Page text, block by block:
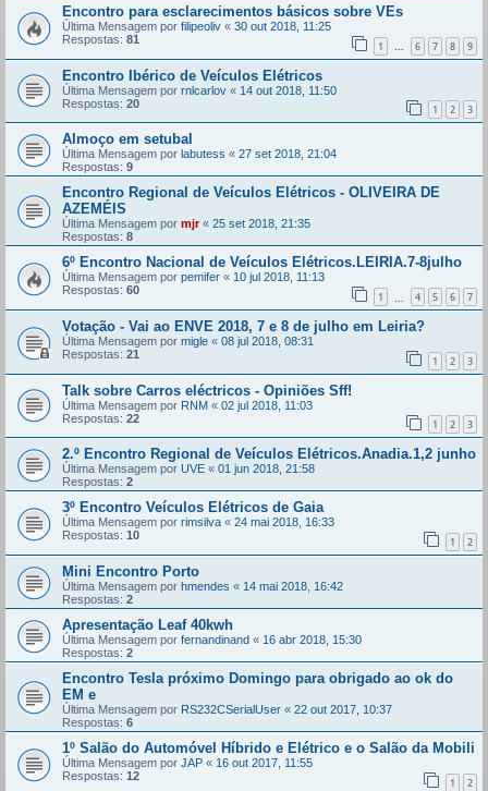
Encontro para esclarecimentos básicos sobre VEs
Última Mensagem por filipeoliv « 30 out 2018, 11:25
Respostas: 81 1 ... 6 7 8 9
Encontro Ibérico de Veículos Elétricos
Última Mensagem por rnlcarlov « 14 out 2018, 11:50
Respostas: 20 1 2 3
Almoço em setubal
Última Mensagem por labutess « 27 set 2018, 21:04
Respostas: 9
Encontro Regional de Veículos Elétricos - OLIVEIRA DE
AZEMÉIS
Última Mensagem por mjr« 25 set 2018, 21:35
Respostas: 8
6º Encontro Nacional de Veículos Elétricos.LEIRIA.7-8julho
Última Mensagem por pemifer « 10 jul 2018, 11:13
Respostas: 60 1 4 5 6 7
Votação - Vai ao ENVE 2018, 7 e 8 de julho em Leiria?
Última Mensagem por migle « 08 jul 2018, 08:31
Respostas: 21 1 2 3
Talk sobre Carros eléctricos - Opiniões Sff!
Última Mensagem por RNM « 02 jul 2018, 11:03
Respostas: 22 1 2 3
2.º Encontro Regional de Veículos Elétricos.Anadia.1,2 junho
Última Mensagem por UVE « 01 jun 2018, 21:58
Respostas: 2
3º Encontro Veículos Elétricos de Gaia
Última Mensagem por rimsilva « 24 mai 2018, 16:33
Respostas: 10 1 2
Mini Encontro Porto
Última Mensagem por hmendes « 14 mai 2018, 16:42
Respostas: 2
Apresentação Leaf 40kwh
Última Mensagem por fernandinand « 16 abr 2018, 15:30
Respostas: 2
Encontro Tesla próximo Domingo para obrigado ao ok do
EM e
Última Mensagem por RS232CSerialUser « 22 out 2017, 10:37
Respostas: 6
1º Salão do Automóvel Híbrido e Elétrico e o Salão da Mobili
Última Mensagem por JAP « 16 out 2017, 11:55
Respostas: 12 1 2